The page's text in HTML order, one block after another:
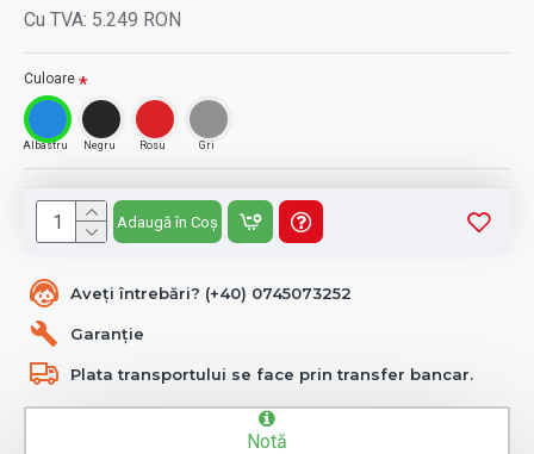
Aveți întrebări? (+40) 0745073252
Garanție
Plata transportului se face prin transfer bancar.
Notă
Cu TVA: 5.249 RON
Culoare
Albastru Negru Rosu Gri
Adaugă în Coș